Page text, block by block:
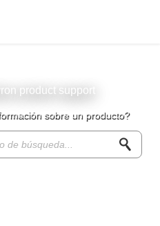
product support
sobre un producto?